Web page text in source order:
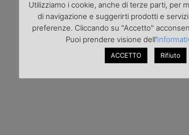
Utilizziamo i cookie, anche di terze parti, per
di navigazione e suggerirti prodotti e
preferenze. Cliccando su "Accetto"
Puoi prendere visione dell'
ACCETTO Rifiuto